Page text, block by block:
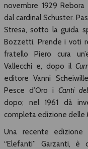
novembre 1929
dal cardinal Schuster.
Stresa, sotto la guida
Bozzetti. Prende i voti
fratello Piero cura
Vallecchi e, dopo il
editore Vanni
Pesce d’Oro i Canti
dopo; nel 1961 dà
completa edizione delle
Una recente
“Elefanti” Garzanti,